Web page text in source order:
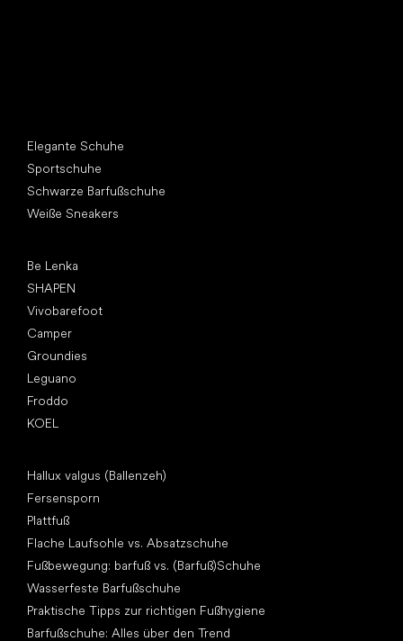
Elegante Schuhe
Sportschuhe
Schwarze Barfußschuhe
Weiße Sneakers
Be Lenka
SHAPEN
Vivobarefoot
Camper
Groundies
Leguano
Froddo
KOEL
Hallux valgus (Ballenzeh)
Fersensporn
Plattfuß
Flache Laufsohle vs. Absatzschuhe
Fußbewegung: barfuß vs. (Barfuß)Schuhe
Wasserfeste Barfußschuhe
Praktische Tipps zur richtigen Fußhygiene
Barfußschuhe: Alles über den Trend